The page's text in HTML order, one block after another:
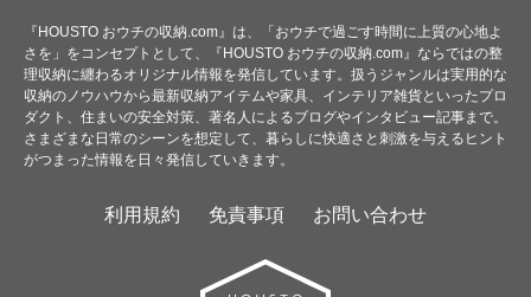
『HOUSTO おウチの収納.com』は、「おウチで過ごす時間に上質の心地よ
さを」をコンセプトとして、『HOUSTO おウチの収納.com』ならではの整
理収納に纏わるオリジナル情報を発信しています。扱うジャンルは実用的な
収納のノウハウから最新収納アイテムや家具、インテリア雑貨といったプロ
ダクト、住まいの安全対策、著名人によるブログやインタビュー記事まで。
さまざまな日常のシーンを想定して、暮らしに快適さと刺激を与えるヒント
がつまった情報を日々発信していきます。
利用規約 免責事項 お問い合わせ